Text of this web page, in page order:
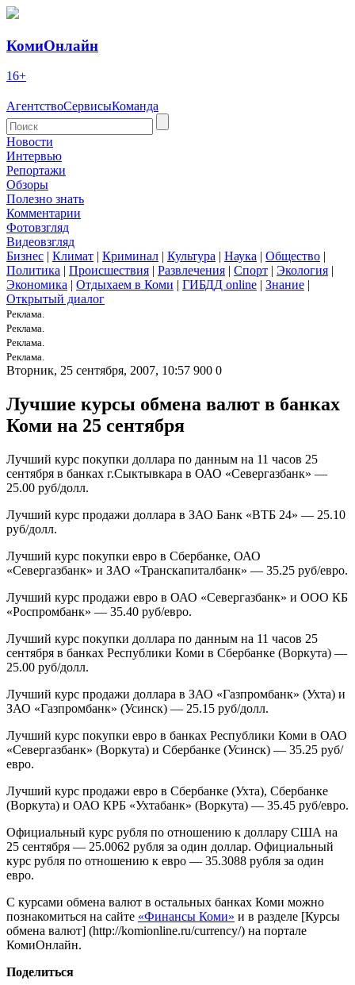
КомиОнлайн
16+
АгентствоСервисыКоманда
Новости
Интервью
Репортажи
Обзоры
Полезно знать
Комментарии
Фотовзгляд
Видеовзгляд
Бизнес | Климат | Криминал | Культура | Наука | Общество |
Политика | Происшествия | Развлечения | Спорт | Экология |
Экономика | Отдыхаем в Коми | ГИБДД online | Знание |
Открытый диалог
Реклама.
Реклама.
Реклама.
Реклама.
Вторник, 25 сентября, 2007, 10:57 900 0
Лучшие курсы обмена валют в банках
Коми на 25 сентября
Лучший курс покупки доллара по данным на 11 часов 25
сентября в банках г.Сыктывкара в ОАО «Севергазбанк» —
25.00 руб/долл.
Лучший курс продажи доллара в ЗАО Банк «ВТБ 24» — 25.10
руб/долл.
Лучший курс покупки евро в Сбербанке, ОАО
«Севергазбанк» и ЗАО «Транскапиталбанк» — 35.25 руб/евро.
Лучший курс продажи евро в ОАО «Севергазбанк» и ООО КБ
«Роспромбанк» — 35.40 руб/евро.
Лучший курс покупки доллара по данным на 11 часов 25
сентября в банках Республики Коми в Сбербанке (Воркута) —
25.00 руб/долл.
Лучший курс продажи доллара в ЗАО «Газпромбанк» (Ухта) и
ЗАО «Газпромбанк» (Усинск) — 25.15 руб/долл.
Лучший курс покупки евро в банках Республики Коми в ОАО
«Севергазбанк» (Воркута) и Сбербанке (Усинск) — 35.25 руб/
евро.
Лучший курс продажи евро в Сбербанке (Ухта), Сбербанке
(Воркута) и ОАО КРБ «Ухтабанк» (Воркута) — 35.45 руб/евро.
Официальный курс рубля по отношению к доллару США на
25 сентября — 25.0062 рубля за один доллар. Официальный
курс рубля по отношению к евро — 35.3088 рубля за один
евро.
С курсами обмена валют в остальных банках Коми можно
познакомиться на сайте «Финансы Коми» и в разделе [Курсы
обмена валют] (http://komionline.ru/currency/) на портале
КомиОнлайн.
Поделиться